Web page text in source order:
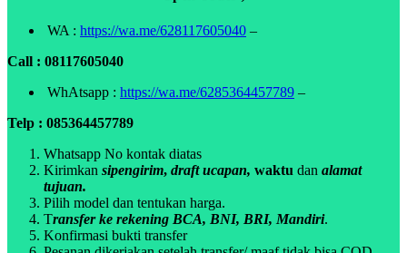
WA : https://wa.me/628117605040 –
Call : 08117605040
WhAtsapp : https://wa.me/6285364457789 –
Telp : 085364457789
Whatsapp No kontak diatas
Kirimkan sipengirim, draft ucapan, waktu dan alamat
tujuan.
Pilih model dan tentukan harga.
Transfer ke rekening BCA, BNI, BRI, Mandiri.
Konfirmasi bukti transfer